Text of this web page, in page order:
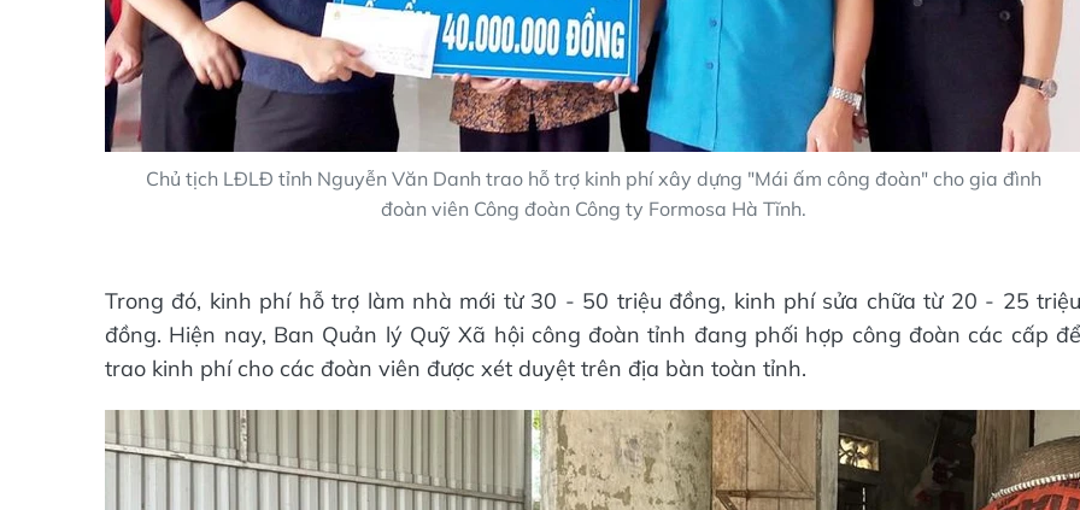
Chủ tịch LĐLĐ tỉnh Nguyễn Văn Danh trao hỗ trợ kinh phí xây dựng "Mái ấm công đoàn" cho gia đình
đoàn viên Công đoàn Công ty Formosa Hà Tĩnh.
Trong đó, kinh phí hỗ trợ làm nhà mới từ 30 - 50 triệu đồng, kinh phí sửa chữa từ 20 - 25 triệu
đồng. Hiện nay, Ban Quản lý Quỹ Xã hội công đoàn tỉnh đang phối hợp công đoàn các cấp để
trao kinh phí cho các đoàn viên được xét duyệt trên địa bàn toàn tỉnh.